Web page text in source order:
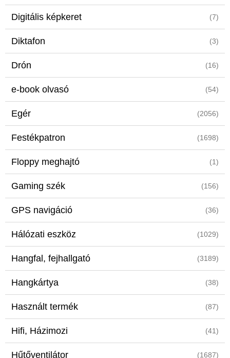
Digitális képkeret (7)
Diktafon (3)
Drón (16)
e-book olvasó (54)
Egér (2056)
Festékpatron (1698)
Floppy meghajtó (1)
Gaming szék (156)
GPS navigáció (36)
Hálózati eszköz (1029)
Hangfal, fejhallgató (3189)
Hangkártya (38)
Használt termék (87)
Hifi, Házimozi (41)
Hűtőventilátor (1687)